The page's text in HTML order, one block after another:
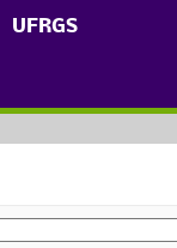
UFRGS